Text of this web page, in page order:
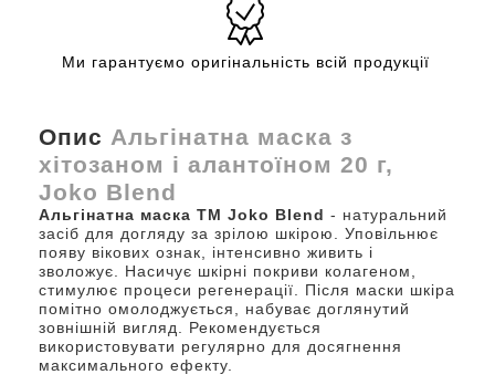
Ми гарантуємо оригінальність всій продукції
Опис Альгінатна маска з
хітозаном і алантоїном 20 г,
Joko Blend
Альгінатна маска ТМ Joko Blend - натуральний
засіб для догляду за зрілою шкірою. Уповільнює
появу вікових ознак, інтенсивно живить і
зволожує. Насичує шкірні покриви колагеном,
стимулює процеси регенерації. Після маски шкіра
помітно омолоджується, набуває доглянутий
зовнішній вигляд. Рекомендується
використовувати регулярно для досягнення
максимального ефекту.